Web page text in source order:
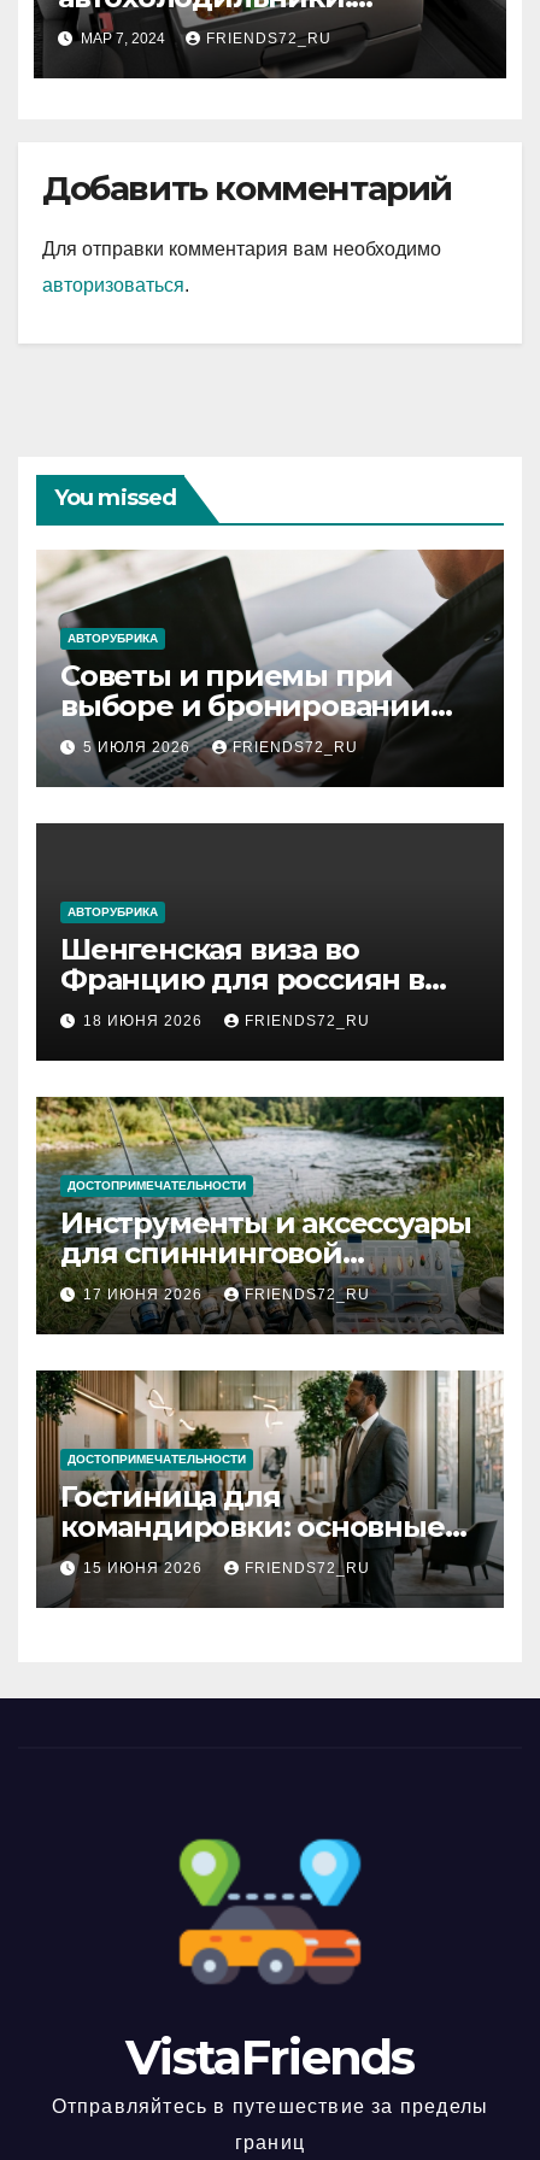
комфортная свежесть в
дороге
МАР 7, 2024 FRIENDS72_RU
Добавить комментарий
Для отправки комментария вам необходимо
авторизоваться.
You missed
АВТОРУБРИКА
Советы и приемы при
выборе и бронировании
авиабилетов
5 ИЮЛЯ 2026 FRIENDS72_RU
АВТОРУБРИКА
Шенгенская виза во
Францию для россиян в
2026 году: сроки от 3 дней
и список необходимых
документов
18 ИЮНЯ 2026 FRIENDS72_RU
ДОСТОПРИМЕЧАТЕЛЬНОСТИ
Инструменты и аксессуары
для спиннинговой
рыбалки: назначение и
типы
17 ИЮНЯ 2026 FRIENDS72_RU
ДОСТОПРИМЕЧАТЕЛЬНОСТИ
Гостиница для
командировки: основные
критерии выбора
15 ИЮНЯ 2026 FRIENDS72_RU
VistaFriends
Отправляйтесь в путешествие за пределы
границ